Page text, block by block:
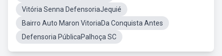
Vitória Senna DefensoriaJequié
Bairro Auto Maron VitoriaDa Conquista Antes
Defensoria PúblicaPalhoça SC